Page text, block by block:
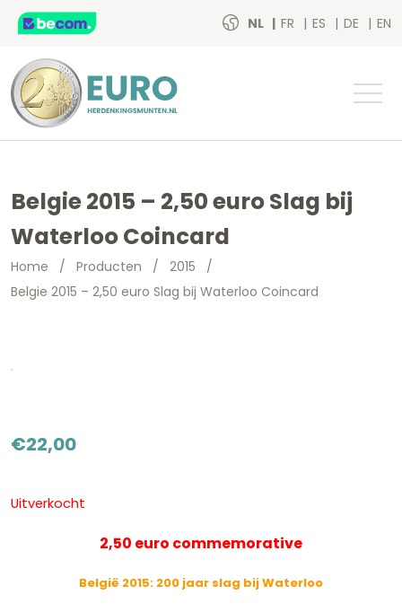
NL FR ES DE EN
Belgie 2015 – 2,50 euro Slag bij
Waterloo Coincard
Home / Producten / 2015 /
Belgie 2015 – 2,50 euro Slag bij Waterloo Coincard
€22,00
Uitverkocht
2,50 euro commemorative
België 2015: 200 jaar slag bij Waterloo